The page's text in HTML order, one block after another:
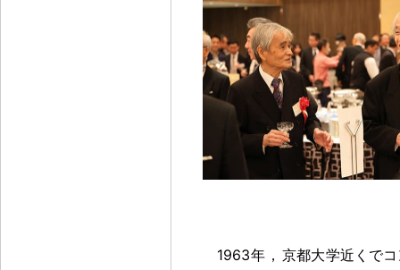
1963年 ， 京都大学近くで